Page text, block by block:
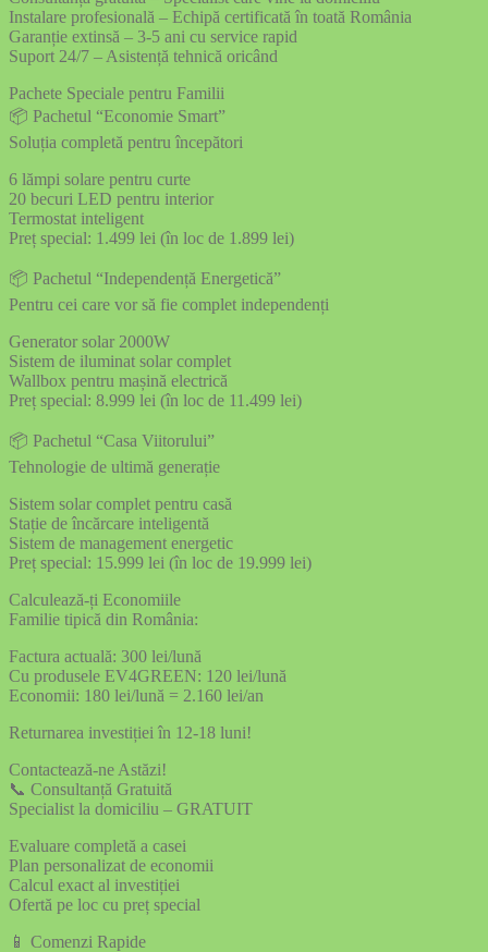
Instalare profesională – Echipă certificată în toată România
Garanție extinsă – 3-5 ani cu service rapid
Suport 24/7 – Asistență tehnică oricând
Pachete Speciale pentru Familii
📦 Pachetul “Economie Smart”
Soluția completă pentru începători
6 lămpi solare pentru curte
20 becuri LED pentru interior
Termostat inteligent
Preț special: 1.499 lei (în loc de 1.899 lei)
📦 Pachetul “Independență Energetică”
Pentru cei care vor să fie complet independenți
Generator solar 2000W
Sistem de iluminat solar complet
Wallbox pentru mașină electrică
Preț special: 8.999 lei (în loc de 11.499 lei)
📦 Pachetul “Casa Viitorului”
Tehnologie de ultimă generație
Sistem solar complet pentru casă
Stație de încărcare inteligentă
Sistem de management energetic
Preț special: 15.999 lei (în loc de 19.999 lei)
Calculează-ți Economiile
Familie tipică din România:
Factura actuală: 300 lei/lună
Cu produsele EV4GREEN: 120 lei/lună
Economii: 180 lei/lună = 2.160 lei/an
Returnarea investiției în 12-18 luni!
Contactează-ne Astăzi!
📞 Consultanță Gratuită
Specialist la domiciliu – GRATUIT
Evaluare completă a casei
Plan personalizat de economii
Calcul exact al investiției
Ofertă pe loc cu preț special
📱 Comenzi Rapide